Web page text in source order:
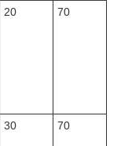
20 70
30 70